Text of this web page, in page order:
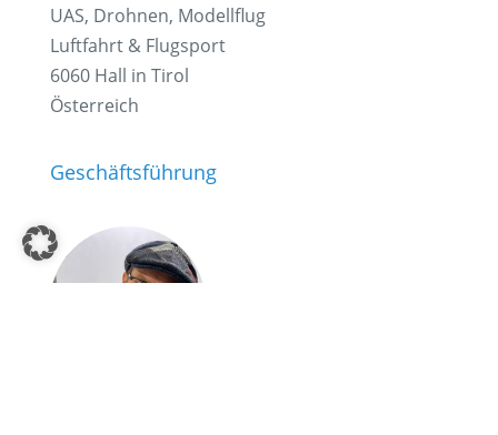
UAS, Drohnen, Modellflug
Luftfahrt & Flugsport
6060 Hall in Tirol
Österreich
Geschäftsführung